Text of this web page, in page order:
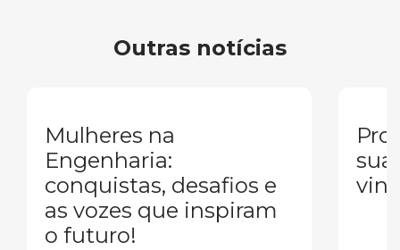
Outras notícias
Mulheres na
Engenharia:
conquistas, desafios e
as vozes que inspiram
o futuro!
sua